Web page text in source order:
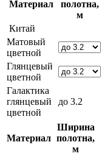
Материал
полотна,
м
Китай
Матовый
цветной
Глянцевый
цветной
Галактика
глянцевый
цветной
до 3.2
Материал
Ширина
полотна,
м